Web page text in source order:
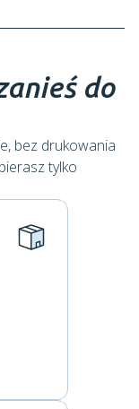
do
bez drukowania
tylko